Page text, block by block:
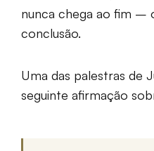
nunca chega ao fim –
conclusão.
Uma das palestras de
seguinte afirmação